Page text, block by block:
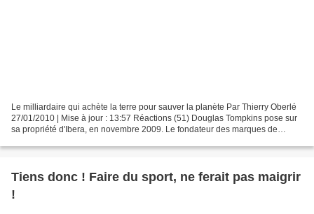
Le milliardaire qui achète la terre pour sauver la planète Par Thierry Oberlé
27/01/2010 | Mise à jour : 13:57 Réactions (51) Douglas Tompkins pose sur
sa propriété d'Ibera, en novembre 2009. Le fondateur des marques de
Tiens donc ! Faire du sport, ne ferait pas maigrir
!